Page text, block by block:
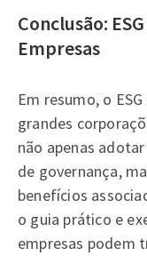
Conclusão:
Empresas
Em resumo, o
grandes
não apenas
de governança,
benefícios
o guia prático e
empresas podem